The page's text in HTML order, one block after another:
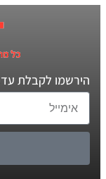
הירשמו לקבלת